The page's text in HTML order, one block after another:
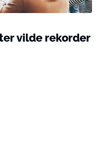
vilde rekorder